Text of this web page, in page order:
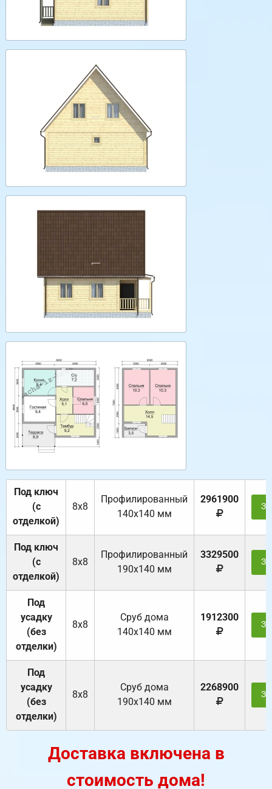
Под ключ
(с
отделкой)
8х8
Профилированный
140х140 мм
2961900
Под ключ
(с
отделкой)
8х8
Профилированный
190х140 мм
3329500
Под
усадку
(без
отделки)
8х8
Cруб дома
140х140 мм
1912300
Под
усадку
(без
отделки)
8х8
Cруб дома
190х140 мм
2268900
Доставка включена в
стоимость дома!